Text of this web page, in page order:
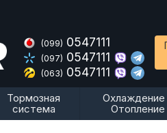
(099) 0547111
(097) 0547111
(063) 0547111
Тормозная
система
Охлаждение
Отопление